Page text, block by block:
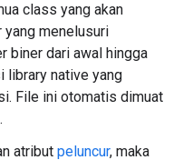
class yang akan
menelusuri
biner dari awal hingga
library native yang
File ini otomatis dimuat
atribut peluncur, maka